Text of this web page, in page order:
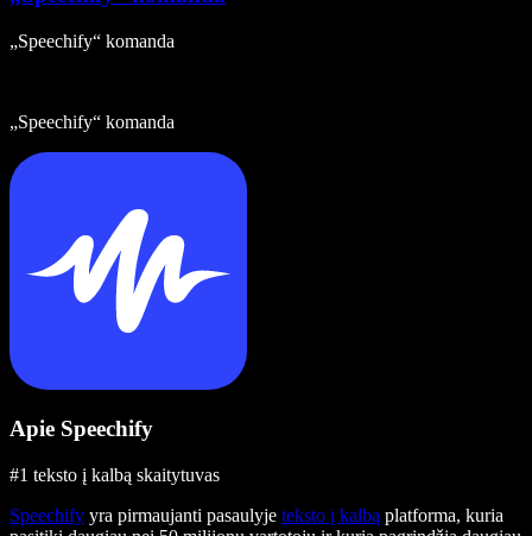
„Speechify“ komanda
„Speechify“ komanda
Apie Speechify
#1 teksto į kalbą skaitytuvas
Speechify yra pirmaujanti pasaulyje teksto į kalbą platforma, kuria